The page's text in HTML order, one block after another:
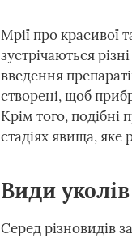
Мрії про красивої
зустрічаються
введення
створені, щоб
Крім того, подібні
стадіях явища, яке
Види
Серед різновидів